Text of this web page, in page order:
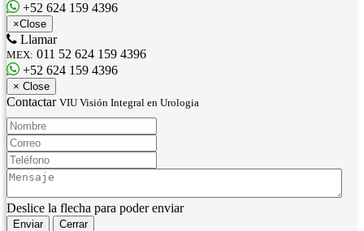
+52 624 159 4396
×Close
Llamar
MEX: 011 52 624 159 4396
+52 624 159 4396
× Close
Contactar VIU Visión Integral en Urologia
Nombre:
Correo:
Teléfono:
Mensaje:
Deslice la flecha para poder enviar
Enviar
Cerrar